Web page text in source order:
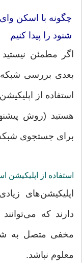
چگونه با اسکن
شنود را پیدا کنیم
اگر مطمئن نیستید
بعدی بررسی
استفاده از
هستید (روش
برای جستجوی
استفاده از
اپلیکیشن‌های
دارند که
مخفی متصل به
معلوم نباشد.